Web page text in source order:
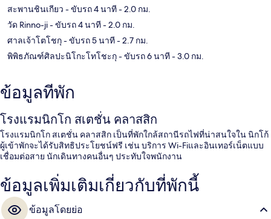
สะพานชินเกียว - ขับรถ 4 นาที- 2.0 กม.
วัด Rinno-ji- ขับรถ 4 นาที- 2.0 กม.
ศาลเจ้าโตโชกุ- ขับรถ 5 นาที- 2.7 กม.
พิพิธภัณฑ์ศิลปะนิโกะโทโชะกุ- ขับรถ 6 นาที- 3.0 กม.
ข้อมูลที่พัก
โรงแรมนิกโก สเตชั่น คลาสสิก
โรงแรมนิกโก สเตชั่น คลาสสิก เป็นที่พักใกล้สถานีรถไฟที่น่าสนใจใน นิกโก้
ผู้เข้าพักจะได้รับสิทธิประโยชน์ฟรี เช่น บริการ Wi-Fiและอินเทอร์เน็ตแบบ
เชื่อมต่อสาย นักเดินทางคนอื่นๆ ประทับใจพนักงาน
ข้อมูลเพิ่มเติมเกี่ยวกับที่พักนี้
ข้อมูลโดยย่อ